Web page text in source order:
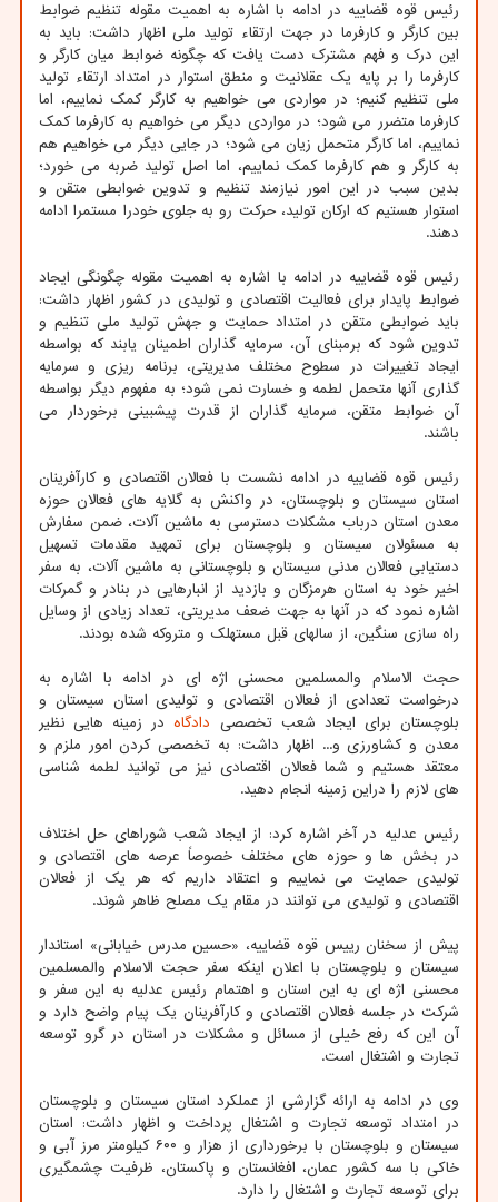
رئیس قوه قضاییه در ادامه با اشاره به اهمیت مقوله تنظیم ضوابط
بین کارگر و کارفرما در جهت ارتقاء تولید ملی اظهار داشت: باید به
این درک و فهم مشترک دست یافت که چگونه ضوابط میان کارگر و
کارفرما را بر پایه یک عقلانیت و منطق استوار در امتداد ارتقاء تولید
ملی تنظیم کنیم؛ در مواردی می خواهیم به کارگر کمک نماییم، اما
کارفرما متضرر می شود؛ در مواردی دیگر می خواهیم به کارفرما کمک
نماییم، اما کارگر متحمل زیان می شود؛ در جایی دیگر می خواهیم هم
به کارگر و هم کارفرما کمک نماییم، اما اصل تولید ضربه می خورد؛
بدین سبب در این امور نیازمند تنظیم و تدوین ضوابطی متقن و
استوار هستیم که ارکان تولید، حرکت رو به جلوی خودرا مستمرا ادامه
دهند.
رئیس قوه قضاییه در ادامه با اشاره به اهمیت مقوله چگونگی ایجاد
ضوابط پایدار برای فعالیت اقتصادی و تولیدی در کشور اظهار داشت:
باید ضوابطی متقن در امتداد حمایت و جهش تولید ملی تنظیم و
تدوین شود که برمبنای آن، سرمایه گذاران اطمینان یابند که بواسطه
ایجاد تغییرات در سطوح مختلف مدیریتی، برنامه ریزی و سرمایه
گذاری آنها متحمل لطمه و خسارت نمی شود؛ به مفهوم دیگر بواسطه
آن ضوابط متقن، سرمایه گذاران از قدرت پیشبینی برخوردار می
باشند.
رئیس قوه قضاییه در ادامه نشست با فعالان اقتصادی و کارآفرینان
استان سیستان و بلوچستان، در واکنش به گلایه های فعالان حوزه
معدن استان درباب مشکلات دسترسی به ماشین آلات، ضمن سفارش
به مسئولان سیستان و بلوچستان برای تمهید مقدمات تسهیل
دستیابی فعالان مدنی سیستان و بلوچستانی به ماشین آلات، به سفر
اخیر خود به استان هرمزگان و بازدید از انبارهایی در بنادر و گمرکات
اشاره نمود که در آنها به جهت ضعف مدیریتی، تعداد زیادی از وسایل
راه سازی سنگین، از سالهای قبل مستهلک و متروکه شده بودند.
حجت الاسلام والمسلمین محسنی اژه ای در ادامه با اشاره به
درخواست تعدادی از فعالان اقتصادی و تولیدی استان سیستان و
بلوچستان برای ایجاد شعب تخصصی دادگاه در زمینه هایی نظیر
معدن و کشاورزی و... اظهار داشت: به تخصصی کردن امور ملزم و
معتقد هستیم و شما فعالان اقتصادی نیز می توانید لطمه شناسی
های لازم را دراین زمینه انجام دهید.
رئیس عدلیه در آخر اشاره کرد: از ایجاد شعب شوراهای حل اختلاف
در بخش ها و حوزه های مختلف خصوصاً عرصه های اقتصادی و
تولیدی حمایت می نماییم و اعتقاد داریم که هر یک از فعالان
اقتصادی و تولیدی می توانند در مقام یک مصلح ظاهر شوند.
پیش از سخنان رییس قوه قضاییه، «حسین مدرس خیابانی» استاندار
سیستان و بلوچستان با اعلان اینکه سفر حجت الاسلام والمسلمین
محسنی اژه ای به این استان و اهتمام رئیس عدلیه به این سفر و
شرکت در جلسه فعالان اقتصادی و کارآفرینان یک پیام واضح دارد و
آن این که رفع خیلی از مسائل و مشکلات در استان در گرو توسعه
تجارت و اشتغال است.
وی در ادامه به ارائه گزارشی از عملکرد استان سیستان و بلوچستان
در امتداد توسعه تجارت و اشتغال پرداخت و اظهار داشت: استان
سیستان و بلوچستان با برخورداری از هزار و ۶۰۰ کیلومتر مرز آبی و
خاکی با سه کشور عمان، افغانستان و پاکستان، ظرفیت چشمگیری
برای توسعه تجارت و اشتغال را دارد.